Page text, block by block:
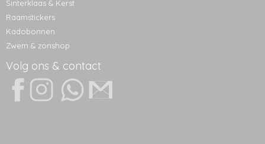
Sinterklaas & Kerst
Raamstickers
Kadobonnen
Zwem & zonshop
Volg ons & contact